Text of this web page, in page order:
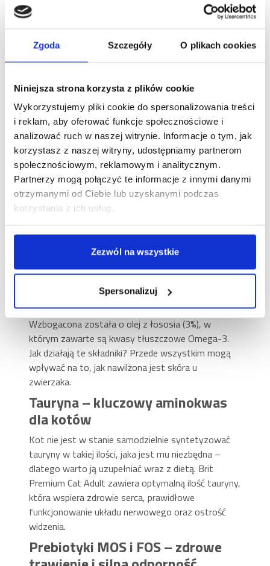
Zgoda Szczegóły O plikach cookies
Niniejsza strona korzysta z plików cookie
Wykorzystujemy pliki cookie do spersonalizowania treści
i reklam, aby oferować funkcje społecznościowe i
analizować ruch w naszej witrynie. Informacje o tym, jak
korzystasz z naszej witryny, udostępniamy partnerom
społecznościowym, reklamowym i analitycznym.
Partnerzy mogą połączyć te informacje z innymi danymi
otrzymanymi od Ciebie lub uzyskanymi podczas
korzystania z ich usług.
Zezwól na wszystkie
Spersonalizuj
Brit Premium Cat Adult –
pełnoporcjowa karma dla
kotów dorosłych
Twój kot zasługuje na dietę, która nie tylko
dostarczy mu energii, ale również wesprze jego
zdrowie i naturalną odporność. Taki właśnie cel
spełnia pełnoporcjowa karma Brit Premium Cat
Adult z łososiem, stworzona z myślą o dorosłych
kotach. Dzięki zbilansowanej recepturze i wysokiej
jakości składnikom stanowi idealny wybór dla
Łosoś – białko i kwasy Omega-3
dla zdrowia i witalności
lekkostrawnym źródle białka, które wspiera kondycję
mięśni i pomaga utrzymać optymalną wagę.
Wzbogacona została o olej z łososia (3%), w
którym zawarte są kwasy tłuszczowe Omega-3.
Jak działają te składniki? Przede wszystkim mogą
wpływać na to, jak nawilżona jest skóra u
zwierzaka.
Tauryna – kluczowy aminokwas
dla kotów
Kot nie jest w stanie samodzielnie syntetyzować
tauryny w takiej ilości, jaka jest mu niezbędna –
dlatego warto ją uzupełniać wraz z dietą. Brit
Premium Cat Adult zawiera optymalną ilość tauryny,
która wspiera zdrowie serca, prawidłowe
funkcjonowanie układu nerwowego oraz ostrość
widzenia.
Prebiotyki MOS i FOS – zdrowe